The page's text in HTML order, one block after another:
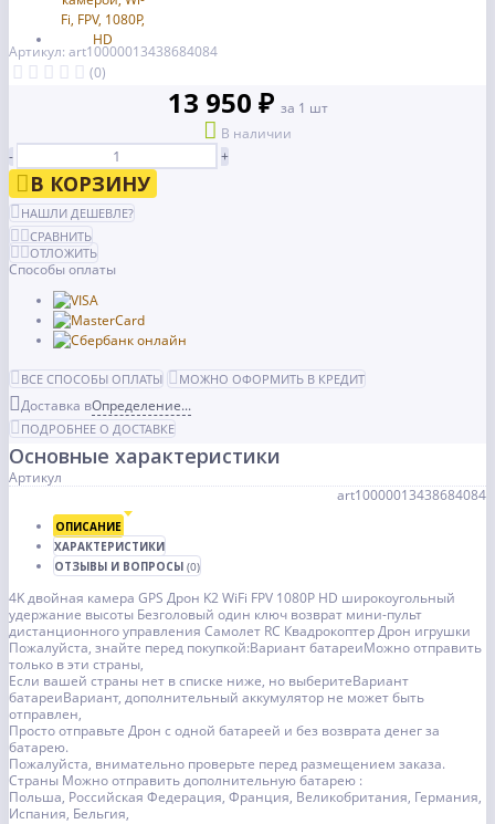
Артикул: art10000013438684084
(0)
13 950 ₽ за 1 шт
В наличии
-
+
В КОРЗИНУ
НАШЛИ ДЕШЕВЛЕ?
СРАВНИТЬ
ОТЛОЖИТЬ
Способы оплаты
ВСЕ СПОСОБЫ ОПЛАТЫ МОЖНО ОФОРМИТЬ В КРЕДИТ
Доставка вОпределение...
ПОДРОБНЕЕ О ДОСТАВКЕ
Основные характеристики
Артикул
art10000013438684084
ОПИСАНИЕ
ХАРАКТЕРИСТИКИ
ОТЗЫВЫ И ВОПРОСЫ (0)
4K двойная камера GPS Дрон K2 WiFi FPV 1080P HD широкоугольный
удержание высоты Безголовый один ключ возврат мини-пульт
дистанционного управления Самолет RC Квадрокоптер Дрон игрушки
Пожалуйста, знайте перед покупкой:Вариант батареиМожно отправить
только в эти страны,
Если вашей страны нет в списке ниже, но выберитеВариант
батареиВариант, дополнительный аккумулятор не может быть
отправлен,
Просто отправьте Дрон с одной батареей и без возврата денег за
батарею.
Пожалуйста, внимательно проверьте перед размещением заказа.
Страны Можно отправить дополнительную батарею :
Польша, Российская Федерация, Франция, Великобритания, Германия,
Испания, Бельгия,